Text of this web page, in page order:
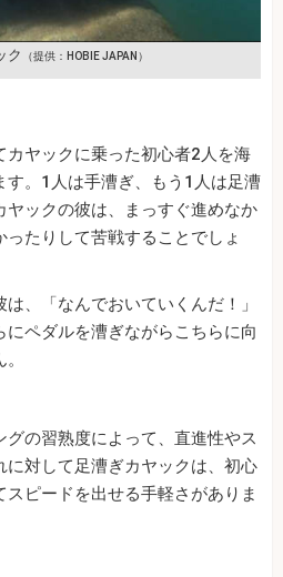
ク （提供：HOBIE JAPAN）
カヤックに乗った初心者2人を海
す。1人は手漕ぎ、もう1人は足漕
ヤックの彼は、まっすぐ進めなか
たりして苦戦することでしょ
、「なんでおいていくんだ！」
にペダルを漕ぎながらこちらに向
の習熟度によって、直進性やス
に対して足漕ぎカヤックは、初心
ピードを出せる手軽さがありま